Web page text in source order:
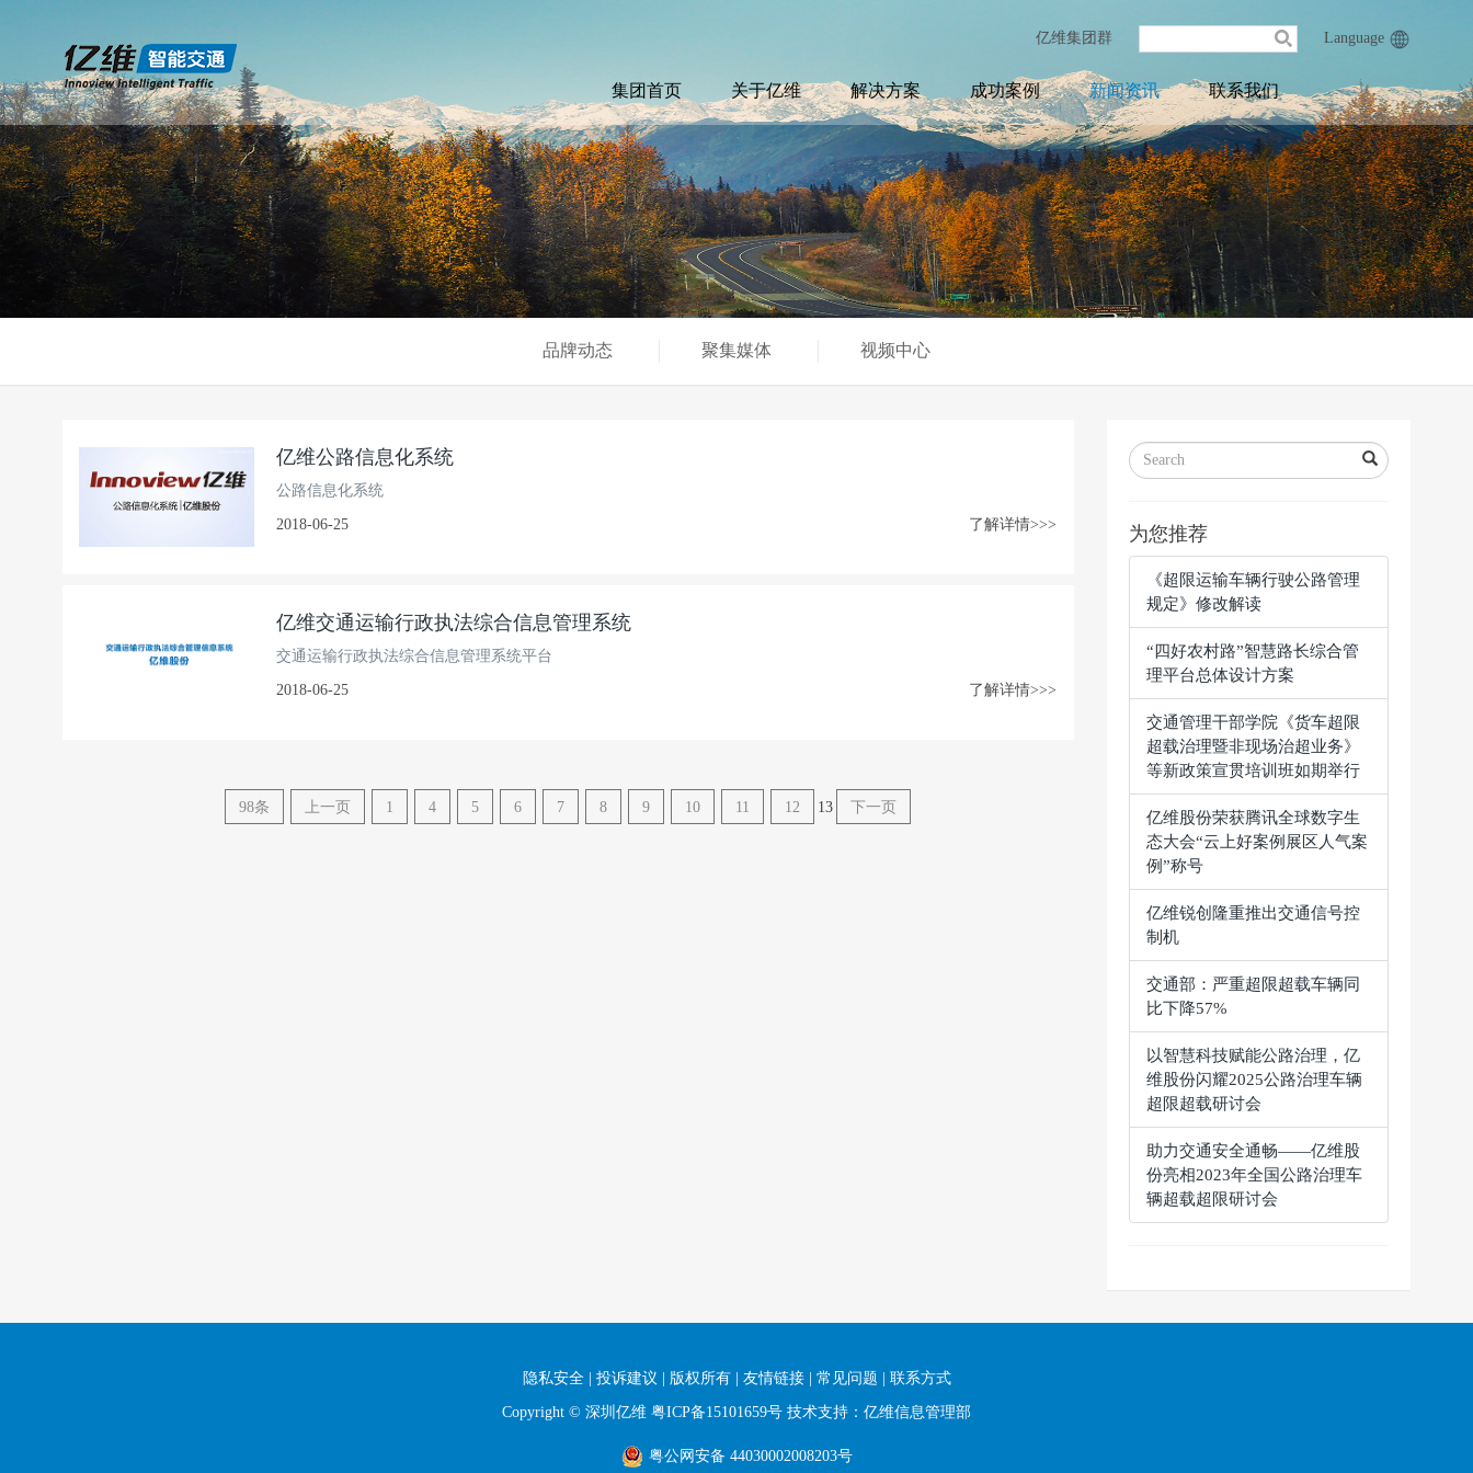
亿维集团群 Language
集团首页 关于亿维 解决方案 成功案例 新闻资讯 联系我们
品牌动态 聚集媒体 视频中心
亿维公路信息化系统
公路信息化系统
2018-06-25 了解详情>>>
亿维交通运输行政执法综合信息管理系统
交通运输行政执法综合信息管理系统平台
2018-06-25 了解详情>>>
98条 上一页 1 4 5 6 7 8 9 10 11 12 13 下一页
为您推荐
《超限运输车辆行驶公路管理
规定》修改解读
“四好农村路”智慧路长综合管
理平台总体设计方案
交通管理干部学院《货车超限
超载治理暨非现场治超业务》
等新政策宣贯培训班如期举行
亿维股份荣获腾讯全球数字生
态大会“云上好案例展区人气案
例”称号
亿维锐创隆重推出交通信号控
制机
交通部：严重超限超载车辆同
比下降57%
以智慧科技赋能公路治理，亿
维股份闪耀2025公路治理车辆
超限超载研讨会
助力交通安全通畅——亿维股
份亮相2023年全国公路治理车
辆超载超限研讨会
隐私安全 投诉建议 版权所有 友情链接 常见问题 联系方式
Copyright © 深圳亿维 粤ICP备15101659号 技术支持：亿维信息管理部
粤公网安备 44030002008203号